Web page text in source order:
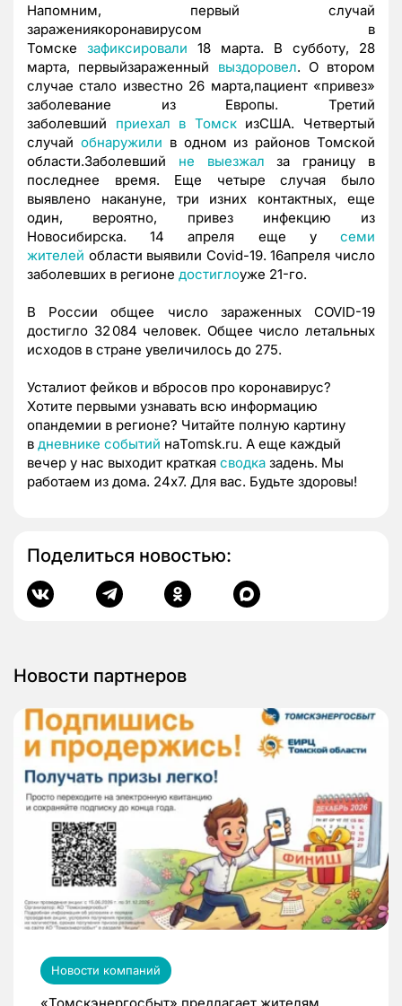
Напомним, первый случай
заражениякоронавирусом в
Томске зафиксировали 18 марта. В субботу, 28
марта, первыйзараженный выздоровел. О втором
случае стало известно 26 марта,пациент «привез»
заболевание из Европы. Третий
заболевший приехал в ТомскизСША. Четвертый
случай обнаружили в одном из районов Томской
области.Заболевший не выезжал за границу в
последнее время. Еще четыре случая было
выявлено накануне, три изних контактных, еще
один, вероятно, привез инфекцию из
Новосибирска. 14 апреля еще у семи
жителей области выявили Covid-19.16апреля число
заболевших в регионе достиглоуже 21-го.
В России общее число зараженных COVID-19
достигло 32 084 человек. Общее число летальных
исходов в стране увеличилось до 275.
Усталиот фейков и вбросов про коронавирус?
Хотите первыми узнавать всю информацию
опандемии в регионе? Читайте полную картину
в дневнике событий наTomsk.ru. А еще каждый
вечер у нас выходит краткая сводка задень. Мы
работаем из дома. 24х7. Для вас. Будьте здоровы!
Поделиться новостью:
Новости партнеров
Новости компаний